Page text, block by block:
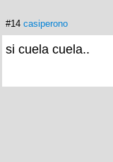
#14 casiperono
si cuela cuela..